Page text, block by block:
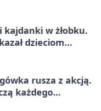
kajdanki w żłobku.
dzieciom
rusza z akcją.
każdego